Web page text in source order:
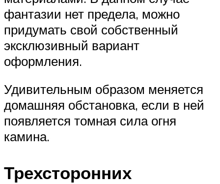
фантазии нет предела, можно
придумать свой собственный
эксклюзивный вариант
оформления.
Удивительным образом меняется
домашняя обстановка, если в ней
появляется томная сила огня
камина.
Трехсторонних